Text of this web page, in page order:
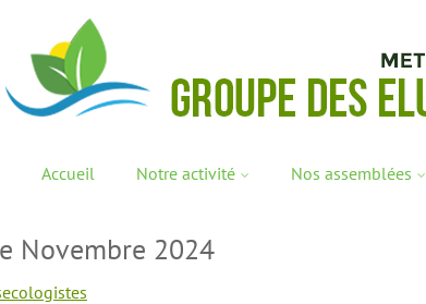
Accueil Notre activité Nos assemblées
Novembre 2024